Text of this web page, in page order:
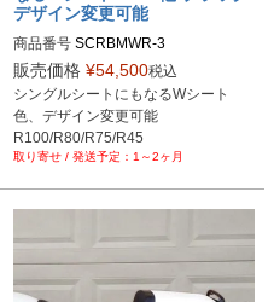
デザイン変更可能
商品番号
販売価格 ¥54,500税込
シングルシートにもなるWシート
色、デザイン変更可能
1～2ヶ月